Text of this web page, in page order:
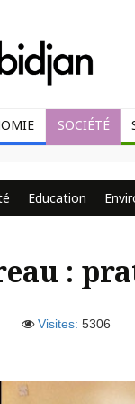
SOCIÉTÉ
Education
:
Visites: 5306